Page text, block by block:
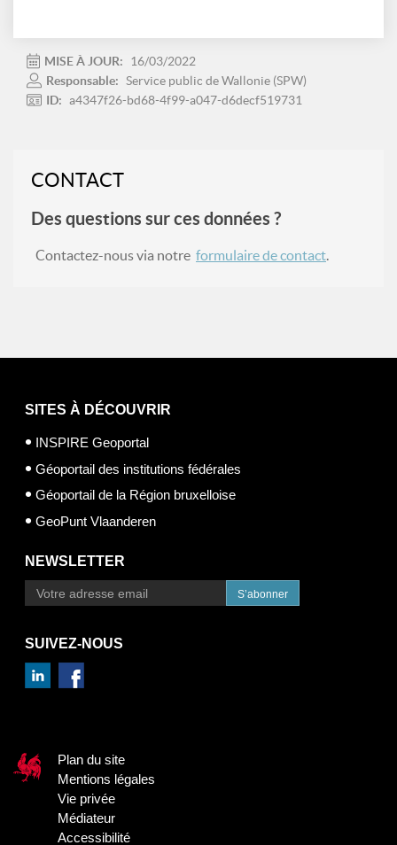
MISE À JOUR:
16/03/2022
Responsable: Service public de Wallonie (SPW)
ID: a4347f26-bd68-4f99-a047-d6decf519731
CONTACT
Des questions sur ces données ?
Contactez-nous via notre formulaire de contact.
SITES À DÉCOUVRIR
INSPIRE Geoportal
Géoportail des institutions fédérales
Géoportail de la Région bruxelloise
GeoPunt Vlaanderen
NEWSLETTER
S’abonner
SUIVEZ-NOUS
Plan du site
Mentions légales
Vie privée
Médiateur
Accessibilité